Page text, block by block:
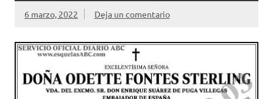
6 marzo, 2022 Deja un comentario